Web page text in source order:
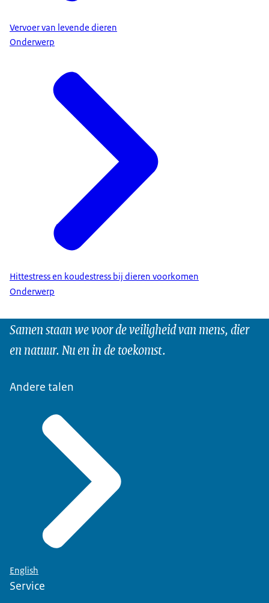
Vervoer van levende dieren
Onderwerp
Hittestress en koudestress bij dieren voorkomen
Onderwerp
Samen staan we voor de veiligheid van mens, dier
en natuur. Nu en in de toekomst.
Andere talen
English
Service